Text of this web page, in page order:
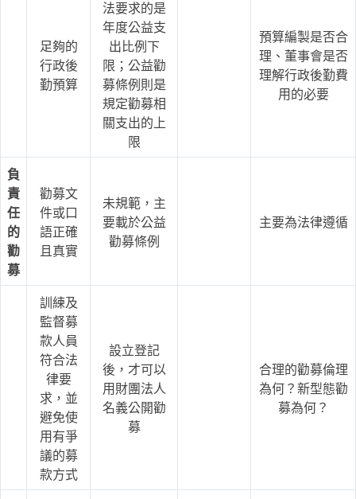
足夠的
行政後
勤預算
法要求的是
年度公益支
出比例下
限；公益勸
募條例則是
規定勸募相
關支出的上
限
預算編製是否合
理、董事會是否
理解行政後勤費
用的必要
負
責
任
的
勸
募
勸募文
件或口
語正確
且真實
未規範，主
要載於公益
勸募條例
主要為法律遵循
訓練及
監督募
款人員
符合法
律要
求，並
避免使
用有爭
議的募
款方式
設立登記
後，才可以
用財團法人
名義公開勸
募
合理的勸募倫理
為何？新型態勸
募為何？